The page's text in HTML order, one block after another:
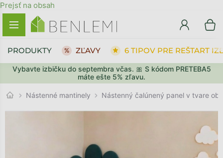
Prejsť na obsah
Vybavte izbičku do septembra včas. 🎀 S kódom PRETEBA5
máte ešte 5% zľavu.
PRODUKTY ZĽAVY 6 TIPOV PRE REŠTART
Nástenné mantinely Nástenný čalúnený panel v tvare
SPÄŤ DO OBCHODU PREJSŤ DO KOŠÍKA
SPÄŤ DO OBCHODU PREJSŤ DO KOŠÍKA